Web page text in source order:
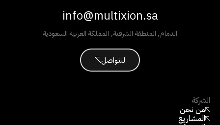
الشركة
من نحن
المشاريع
info@multixion.sa
الدمام, المنطقة الشرقية, المملكة العربية السعودية
لنتواصل